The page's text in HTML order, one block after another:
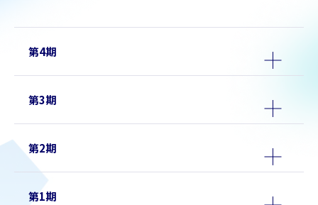
第4期
第3期
第2期
第1期